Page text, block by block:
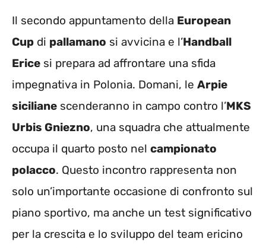
Il secondo appuntamento della European
Cup di pallamano si avvicina e l’Handball
Erice si prepara ad affrontare una sfida
impegnativa in Polonia. Domani, le Arpie
siciliane scenderanno in campo contro l’MKS
Urbis Gniezno, una squadra che attualmente
occupa il quarto posto nel campionato
polacco. Questo incontro rappresenta non
solo un’importante occasione di confronto sul
piano sportivo, ma anche un test significativo
per la crescita e lo sviluppo del team ericino